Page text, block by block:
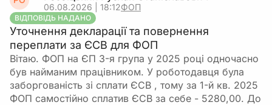
06.08.2026 | 18:12ФОП
ВІДПОВІДЬ НАДАНО
Уточнення декларації та повернення
переплати за ЄСВ для ФОП
Вітаю. ФОП на ЄП 3-я група у 2025 році одночасно
був найманим працівником. У роботодавця була
заборгованість зі сплати ЄСВ , тому за 1-й кв. 2025
ФОП самостійно сплатив ЄСВ за себе - 5280,00. До